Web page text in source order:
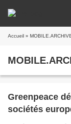
Accueil »
Greenpeace
sociétés